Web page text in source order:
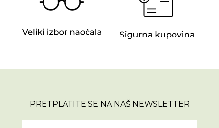
PRETPLATITE SE NA NAŠ NEWSLETTER